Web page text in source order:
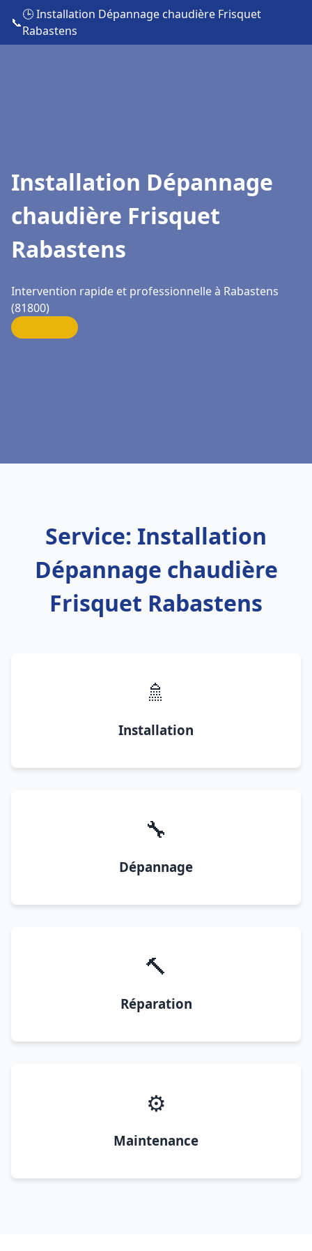
📞
🕒 Installation Dépannage chaudière Frisquet
Rabastens
Installation Dépannage
chaudière Frisquet
Rabastens
Intervention rapide et professionnelle à Rabastens
(81800)
Service: Installation
Dépannage chaudière
Frisquet Rabastens
🚿
Installation
🔧
Dépannage
🔨
Réparation
⚙️
Maintenance